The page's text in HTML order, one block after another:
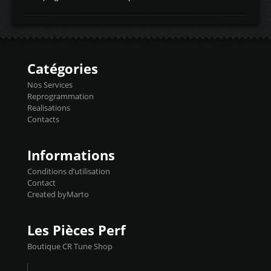
d'admissiontemp ex. pour atmo -30- 80°C
temperaturetemperature ldr moteurtemp
Injecteurs + Flashpro 1370€ TTC Le
précise et performante. Vous pourrez
basculer de la carto sans plomb à Ethanol à
l'aide du flashpro OPTION ECONOMIQUES
Reprog SP 98 sur le calculateur d'origine
450€ TTC Un gain d'environ 10cv et 15nm
Catégories
Nos Services
Reprogrammation
Realisations
Contacts
Informations
Conditions d’utilisation
Contact
Created byMarto
Les Pièces Perf
Boutique CR Tune Shop